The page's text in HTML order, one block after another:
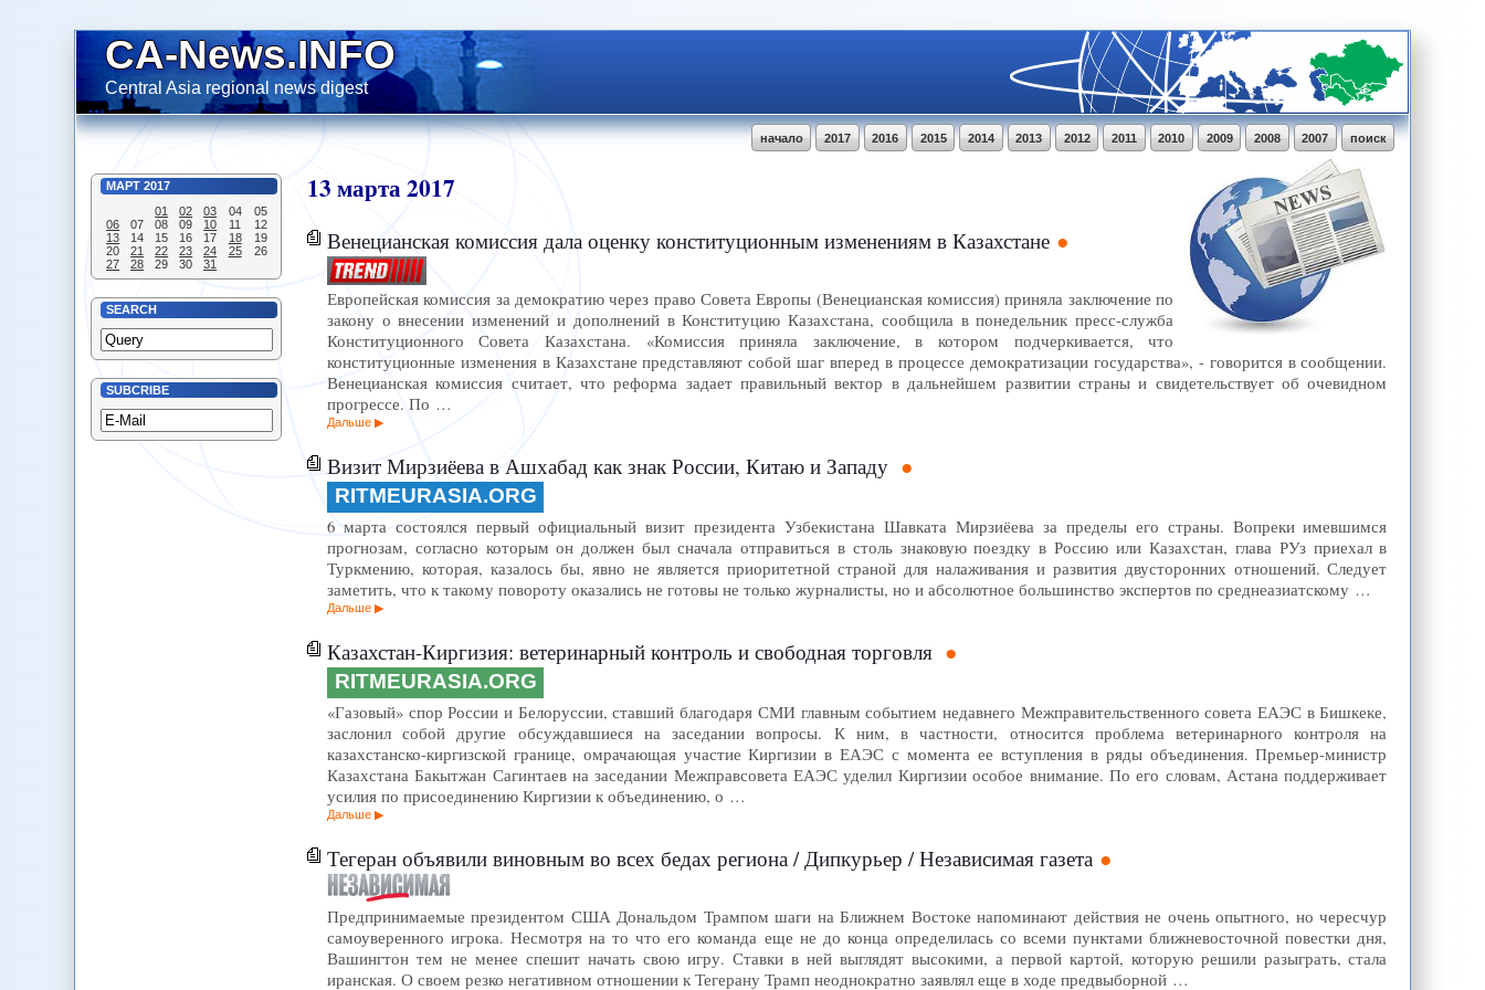
CA-News.INFO
Central Asia regional news digest
поиск
2007
2008
2009
2010
2011
2012
2013
2014
2015
2016
2017
начало
МАРТ 2017
01
02 03 04
05
06
07 08 09 10 11
12
13
14 15 16 17 18
19
20
21 22 23 24 25
26
27
28 29 30 31
SEARCH
SUBCRIBE
13марта2017
Венецианская комиссия дала оценку конституционным изменениям в Казахстане
Европейская комиссия за демократию через право Совета Европы (Венецианская комиссия) приняла заключение по
закону о внесении изменений и дополнений в Конституцию Казахстана, сообщила в понедельник пресс-служба
Конституционного Совета Казахстана. «Комиссия приняла заключение, в котором подчеркивается, что
конституционные изменения в Казахстане представляют собой шаг вперед в процессе демократизации государства», - говорится в сообщении.
Венецианская комиссия считает, что реформа задает правильный вектор в дальнейшем развитии страны и свидетельствует об очевидном
прогрессе. По …
Дальше
Визит Мирзиёева в Ашхабад как знак России, Китаю и Западу
RITMEURASIA.ORG
6 марта состоялся первый официальный визит президента Узбекистана Шавката Мирзиёева за пределы его страны. Вопреки имевшимся
прогнозам, согласно которым он должен был сначала отправиться в столь знаковую поездку в Россию или Казахстан, глава РУз приехал в
Туркмению, которая, казалось бы, явно не является приоритетной страной для налаживания и развития двусторонних отношений. Следует
заметить, что к такому повороту оказались не готовы не только журналисты, но и абсолютное большинство экспертов по среднеазиатскому …
Дальше
Казахстан-Киргизия: ветеринарный контроль и свободная торговля
RITMEURASIA.ORG
«Газовый» спор России и Белоруссии, ставший благодаря СМИ главным событием недавнего Межправительственного совета ЕАЭС в Бишкеке,
заслонил собой другие обсуждавшиеся на заседании вопросы. К ним, в частности, относится проблема ветеринарного контроля на
казахстанско-киргизской границе, омрачающая участие Киргизии в ЕАЭС с момента ее вступления в ряды объединения. Премьер-министр
Казахстана Бакытжан Сагинтаев на заседании Межправсовета ЕАЭС уделил Киргизии особое внимание. По его словам, Астана поддерживает
усилия по присоединению Киргизии к объединению, о …
Дальше
Тегеран объявили виновным во всех бедах региона / Дипкурьер / Независимая газета
Предпринимаемые президентом США Дональдом Трампом шаги на Ближнем Востоке напоминают действия не очень опытного, но чересчур
самоуверенного игрока. Несмотря на то что его команда еще не до конца определилась со всеми пунктами ближневосточной повестки дня,
Вашингтон тем не менее спешит начать свою игру. Ставки в ней выглядят высокими, а первой картой, которую решили разыграть, стала
иранская. О своем резко негативном отношении к Тегерану Трамп неоднократно заявлял еще в ходе предвыборной …